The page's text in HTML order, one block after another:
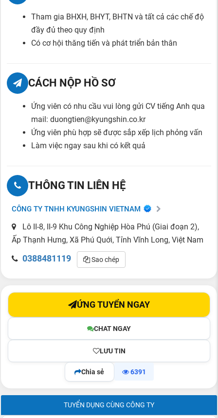
Tham gia BHXH, BHYT, BHTN và tất cả các chế độ
đầy đủ theo quy định
Có cơ hội thăng tiến và phát triển bản thân
CÁCH NỘP HỒ SƠ
Ứng viên có nhu cầu vui lòng gửi CV tiếng Anh qua
mail: duongtien@kyungshin.co.kr
Ứng viên phù hợp sẽ được sắp xếp lịch phỏng vấn
Làm việc ngay sau khi có kết quả
THÔNG TIN LIÊN HỆ
CÔNG TY TNHH KYUNGSHIN VIETNAM
Lô II-8, II-9 Khu Công Nghiệp Hòa Phú (Giai đoạn 2),
Ấp Thạnh Hưng, Xã Phú Quới, Tỉnh Vĩnh Long, Việt Nam
0388481119 Sao chép
CHAT NGAY
LƯU TIN
ỨNG TUYỂN NGAY
Chia sẻ 6391
TUYỂN DỤNG CÙNG CÔNG TY